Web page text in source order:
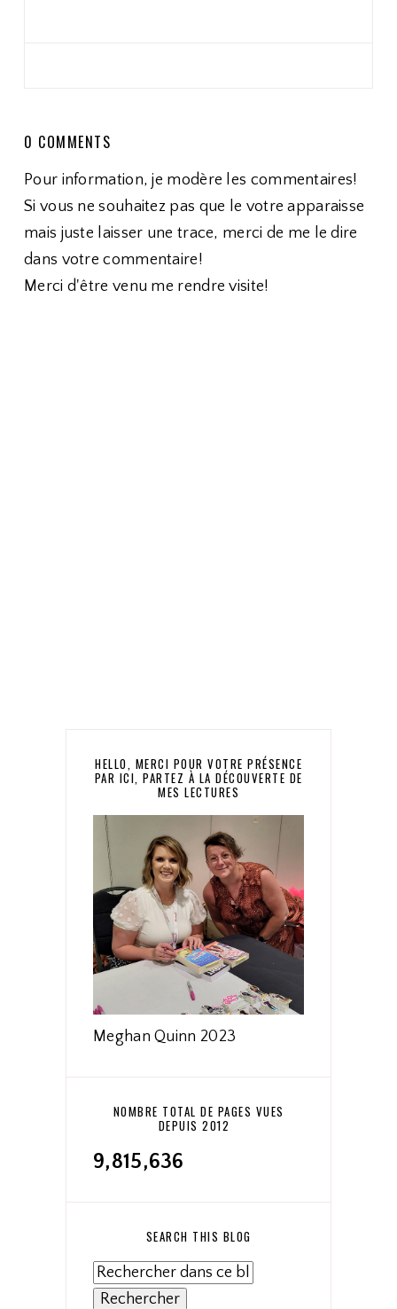
0 COMMENTS
Pour information, je modère les commentaires!
Si vous ne souhaitez pas que le votre apparaisse
mais juste laisser une trace, merci de me le dire
dans votre commentaire!
Merci d'être venu me rendre visite!
HELLO, MERCI POUR VOTRE PRÉSENCE
PAR ICI, PARTEZ À LA DÉCOUVERTE DE
MES LECTURES
Meghan Quinn 2023
NOMBRE TOTAL DE PAGES VUES
DEPUIS 2012
9,815,636
SEARCH THIS BLOG